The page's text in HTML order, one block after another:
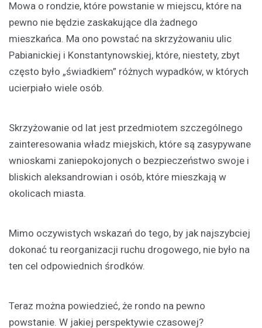
Mowa o rondzie, które powstanie w miejscu, które na
pewno nie będzie zaskakujące dla żadnego
mieszkańca. Ma ono powstać na skrzyżowaniu ulic
Pabianickiej i Konstantynowskiej, które, niestety, zbyt
często było „świadkiem” różnych wypadków, w których
ucierpiało wiele osób.
Skrzyżowanie od lat jest przedmiotem szczególnego
zainteresowania władz miejskich, które są zasypywane
wnioskami zaniepokojonych o bezpieczeństwo swoje i
bliskich aleksandrowian i osób, które mieszkają w
okolicach miasta.
Mimo oczywistych wskazań do tego, by jak najszybciej
dokonać tu reorganizacji ruchu drogowego, nie było na
ten cel odpowiednich środków.
Teraz można powiedzieć, że rondo na pewno
powstanie. W jakiej perspektywie czasowej?